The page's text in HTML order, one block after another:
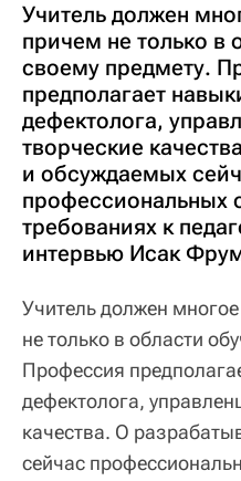
Учитель должен
причем не только в
своему предмету.
предполагает
дефектолога,
творческие
и обсуждаемых
профессиональных
требованиях к
интервью Исак
Учитель должен
не только в области
Профессия
дефектолога,
качества. О
сейчас